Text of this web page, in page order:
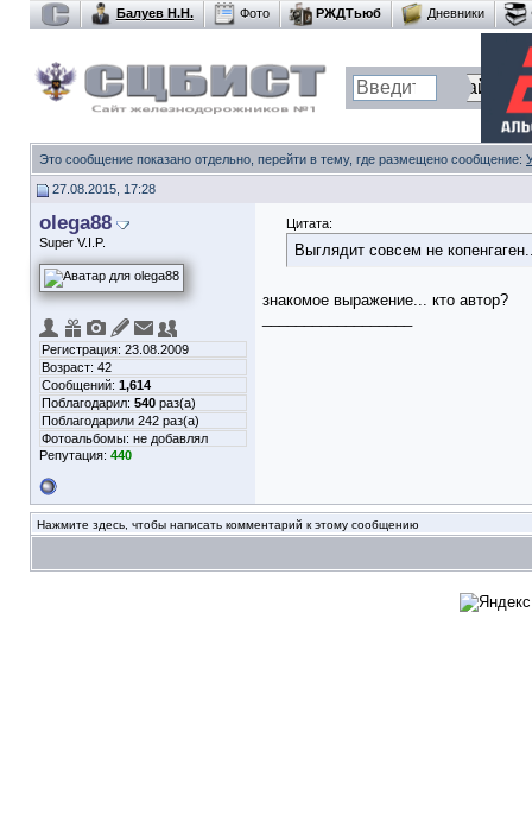
Балуев Н.Н. Фото РЖДТьюб Дневники
Это сообщение показано отдельно, перейти в тему, где размещено сообщение:
27.08.2015, 17:28
olega88
Super V.I.P.
Регистрация: 23.08.2009
Возраст: 42
Сообщений: 1,614
Поблагодарил: 540 раз(а)
Поблагодарили 242 раз(а)
Фотоальбомы: не добавлял
Репутация: 440
Цитата:
Выглядит совсем не
знакомое выражение... кто автор?
Нажмите здесь, чтобы написать комментарий к этому сообщению